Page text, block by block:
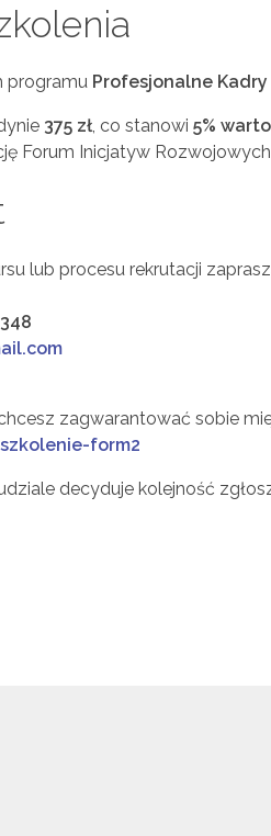
programu Profesjonalne
375 zł, co stanowi 5%
Forum Inicjatyw
lub procesu rekrutacji
zagwarantować sobie
form2
decyduje kolejność